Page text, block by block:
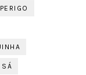
PERIGO
SÁ